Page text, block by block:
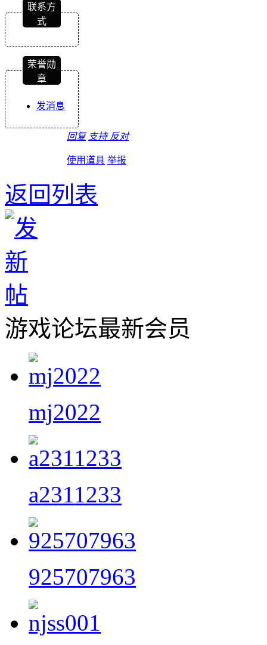
联系方
式
荣誉勋
章
发消息
回复 支持 反对
使用道具 举报
返回列表
游戏论坛最新会员
mj2022
a2311233
925707963